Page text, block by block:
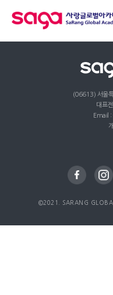
(06613) 서울
대표
Email
©2021. SARANG